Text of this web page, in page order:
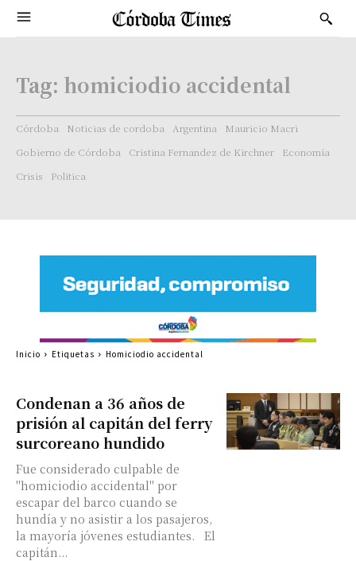
Tag: homiciodio accidental
Córdoba Noticias de cordoba Argentina
Mauricio Macri
Gobierno de Córdoba
Cristina Fernandez de Kirchner
Economía
Crisis
Politica
Condenan a 36 años de
prisión al capitán del ferry
surcoreano hundido
Fue considerado culpable de
"homiciodio accidental" por
escapar del barco cuando se
hundía y no asistir a los pasajeros,
la mayoría jóvenes estudiantes. El
capitán...
Inicio Etiquetas Homiciodio accidental